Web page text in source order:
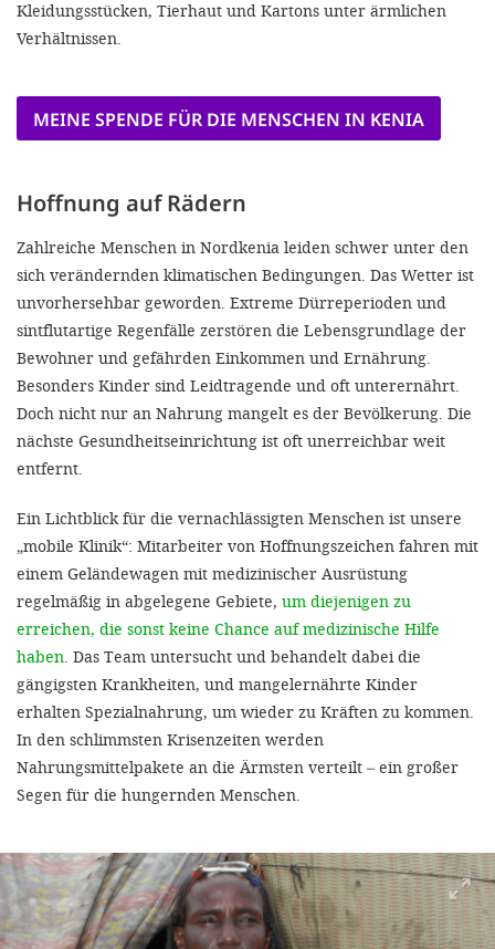
Kleidungsstücken, Tierhaut und Kartons unter ärmlichen
Verhältnissen.
MEINE SPENDE FÜR DIE MENSCHEN IN KENIA
Hoffnung auf Rädern
Zahlreiche Menschen in Nordkenia leiden schwer unter den
sich verändernden klimatischen Bedingungen. Das Wetter ist
unvorhersehbar geworden. Extreme Dürreperioden und
sintflutartige Regenfälle zerstören die Lebensgrundlage der
Bewohner und gefährden Einkommen und Ernährung.
Besonders Kinder sind Leidtragende und oft unterernährt.
Doch nicht nur an Nahrung mangelt es der Bevölkerung. Die
nächste Gesundheitseinrichtung ist oft unerreichbar weit
entfernt.
Ein Lichtblick für die vernachlässigten Menschen ist unsere
„mobile Klinik“: Mitarbeiter von Hoffnungszeichen fahren mit
einem Geländewagen mit medizinischer Ausrüstung
regelmäßig in abgelegene Gebiete, um diejenigen zu
erreichen, die sonst keine Chance auf medizinische Hilfe
haben. Das Team untersucht und behandelt dabei die
gängigsten Krankheiten, und mangelernährte Kinder
erhalten Spezialnahrung, um wieder zu Kräften zu kommen.
In den schlimmsten Krisenzeiten werden
Nahrungsmittelpakete an die Ärmsten verteilt – ein großer
Segen für die hungernden Menschen.